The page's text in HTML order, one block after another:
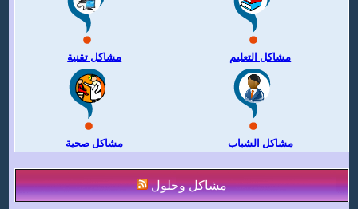
مشاكل تقنية مشاكل التعليم
مشاكل صحية مشاكل الشباب
مشاكل وحلول